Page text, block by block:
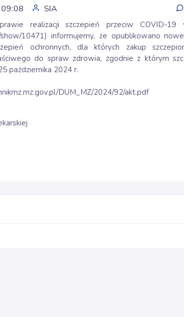
SIA
realizacji szczepień przeciw COVID-
10471) informujemy, że opublikowano
ochronnych, dla których zakup
do spraw zdrowia, zgodnie z którym
października 2024 r.
DUM_MZ/2024/92/akt.pdf